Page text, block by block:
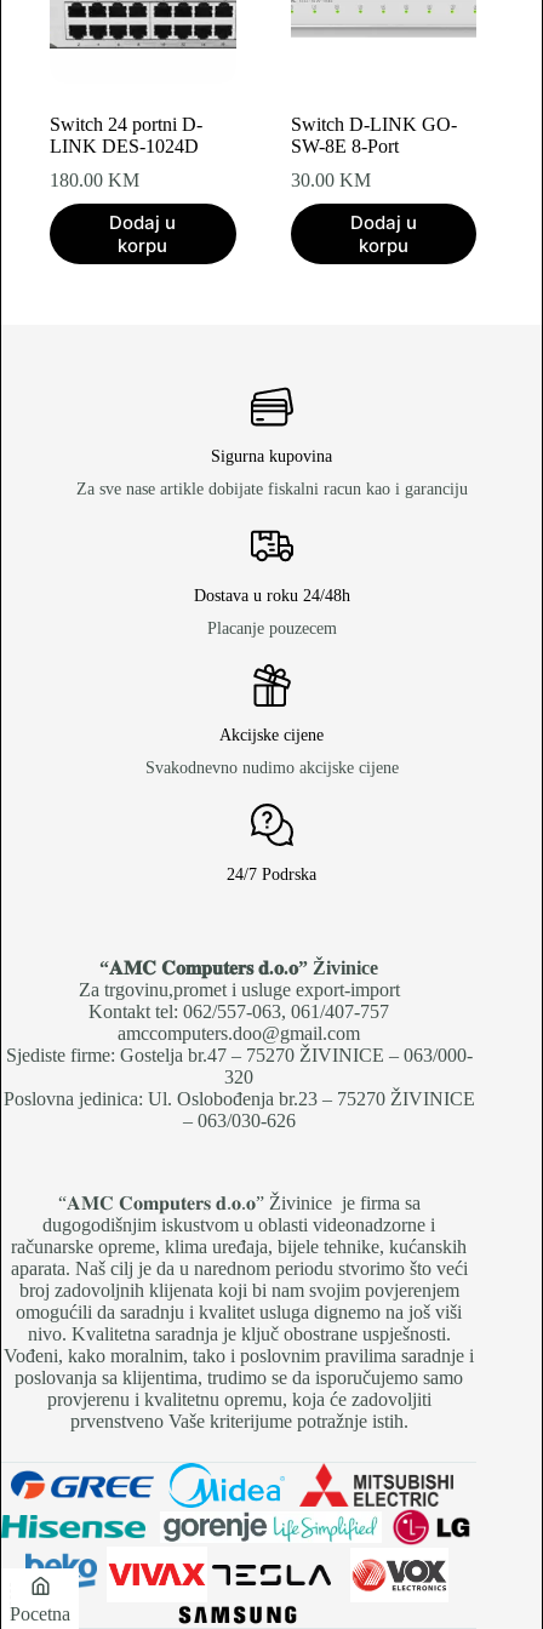
Switch 24 portni D-
LINK DES-1024D
180.00 KM
Dodaj u
korpu
Switch D-LINK GO-
SW-8E 8-Port
30.00 KM
Dodaj u
korpu
Sigurna kupovina
Za sve nase artikle dobijate fiskalni racun kao i garanciju
Dostava u roku 24/48h
Placanje pouzecem
Akcijske cijene
Svakodnevno nudimo akcijske cijene
24/7 Podrska
“𝐀𝐌𝐂 𝐂𝐨𝐦𝐩𝐮𝐭𝐞𝐫𝐬 𝐝.𝐨.𝐨” Živinice
Za trgovinu,promet i usluge export-import
Kontakt tel: 062/557-063, 061/407-757
amccomputers.doo@gmail.com
Sjediste firme: Gostelja br.47 – 75270 ŽIVINICE – 063/000-
320
Poslovna jedinica: Ul. Oslobođenja br.23 – 75270 ŽIVINICE
– 063/030-626
“𝐀𝐌𝐂 𝐂𝐨𝐦𝐩𝐮𝐭𝐞𝐫𝐬 𝐝.𝐨.𝐨” Živinice je firma sa
dugogodišnjim iskustvom u oblasti videonadzorne i
računarske opreme, klima uređaja, bijele tehnike, kućanskih
aparata. Naš cilj je da u narednom periodu stvorimo što veći
broj zadovoljnih klijenata koji bi nam svojim povjerenjem
omogućili da saradnju i kvalitet usluga dignemo na još viši
nivo. Kvalitetna saradnja je ključ obostrane uspješnosti.
Vođeni, kako moralnim, tako i poslovnim pravilima saradnje i
poslovanja sa klijentima, trudimo se da isporučujemo samo
provjerenu i kvalitetnu opremu, koja će zadovoljiti
prvenstveno Vaše kriterijume potražnje istih.
Pocetna